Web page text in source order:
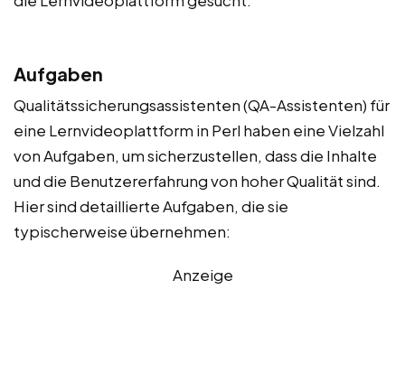
Aufgaben
Qualitätssicherungsassistenten (QA-Assistenten) für
eine Lernvideoplattform in Perl haben eine Vielzahl
von Aufgaben, um sicherzustellen, dass die Inhalte
und die Benutzererfahrung von hoher Qualität sind.
Hier sind detaillierte Aufgaben, die sie
typischerweise übernehmen:
Anzeige